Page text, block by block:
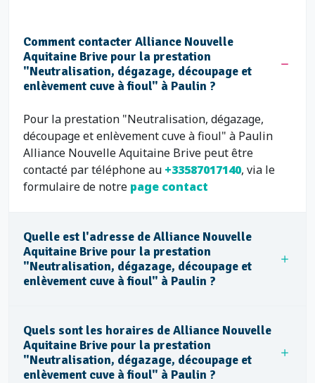
Comment contacter Alliance Nouvelle
Aquitaine Brive pour la prestation
"Neutralisation, dégazage, découpage et
enlèvement cuve à fioul" à Paulin ?
Pour la prestation "Neutralisation, dégazage,
découpage et enlèvement cuve à fioul" à Paulin
Alliance Nouvelle Aquitaine Brive peut être
contacté par téléphone au +33587017140, via le
formulaire de notre page contact
Quelle est l'adresse de Alliance Nouvelle
Aquitaine Brive pour la prestation
"Neutralisation, dégazage, découpage et
enlèvement cuve à fioul" à Paulin ?
Quels sont les horaires de Alliance Nouvelle
Aquitaine Brive pour la prestation
"Neutralisation, dégazage, découpage et
enlèvement cuve à fioul" à Paulin ?